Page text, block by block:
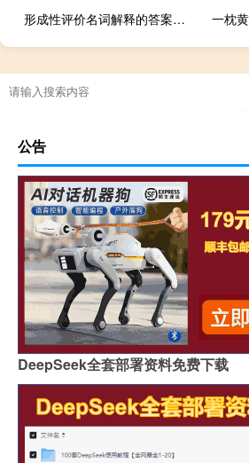
形成性评价名词解释的答案（形成性评价名词解释）
公告
DeepSeek全套部署资料免费下载